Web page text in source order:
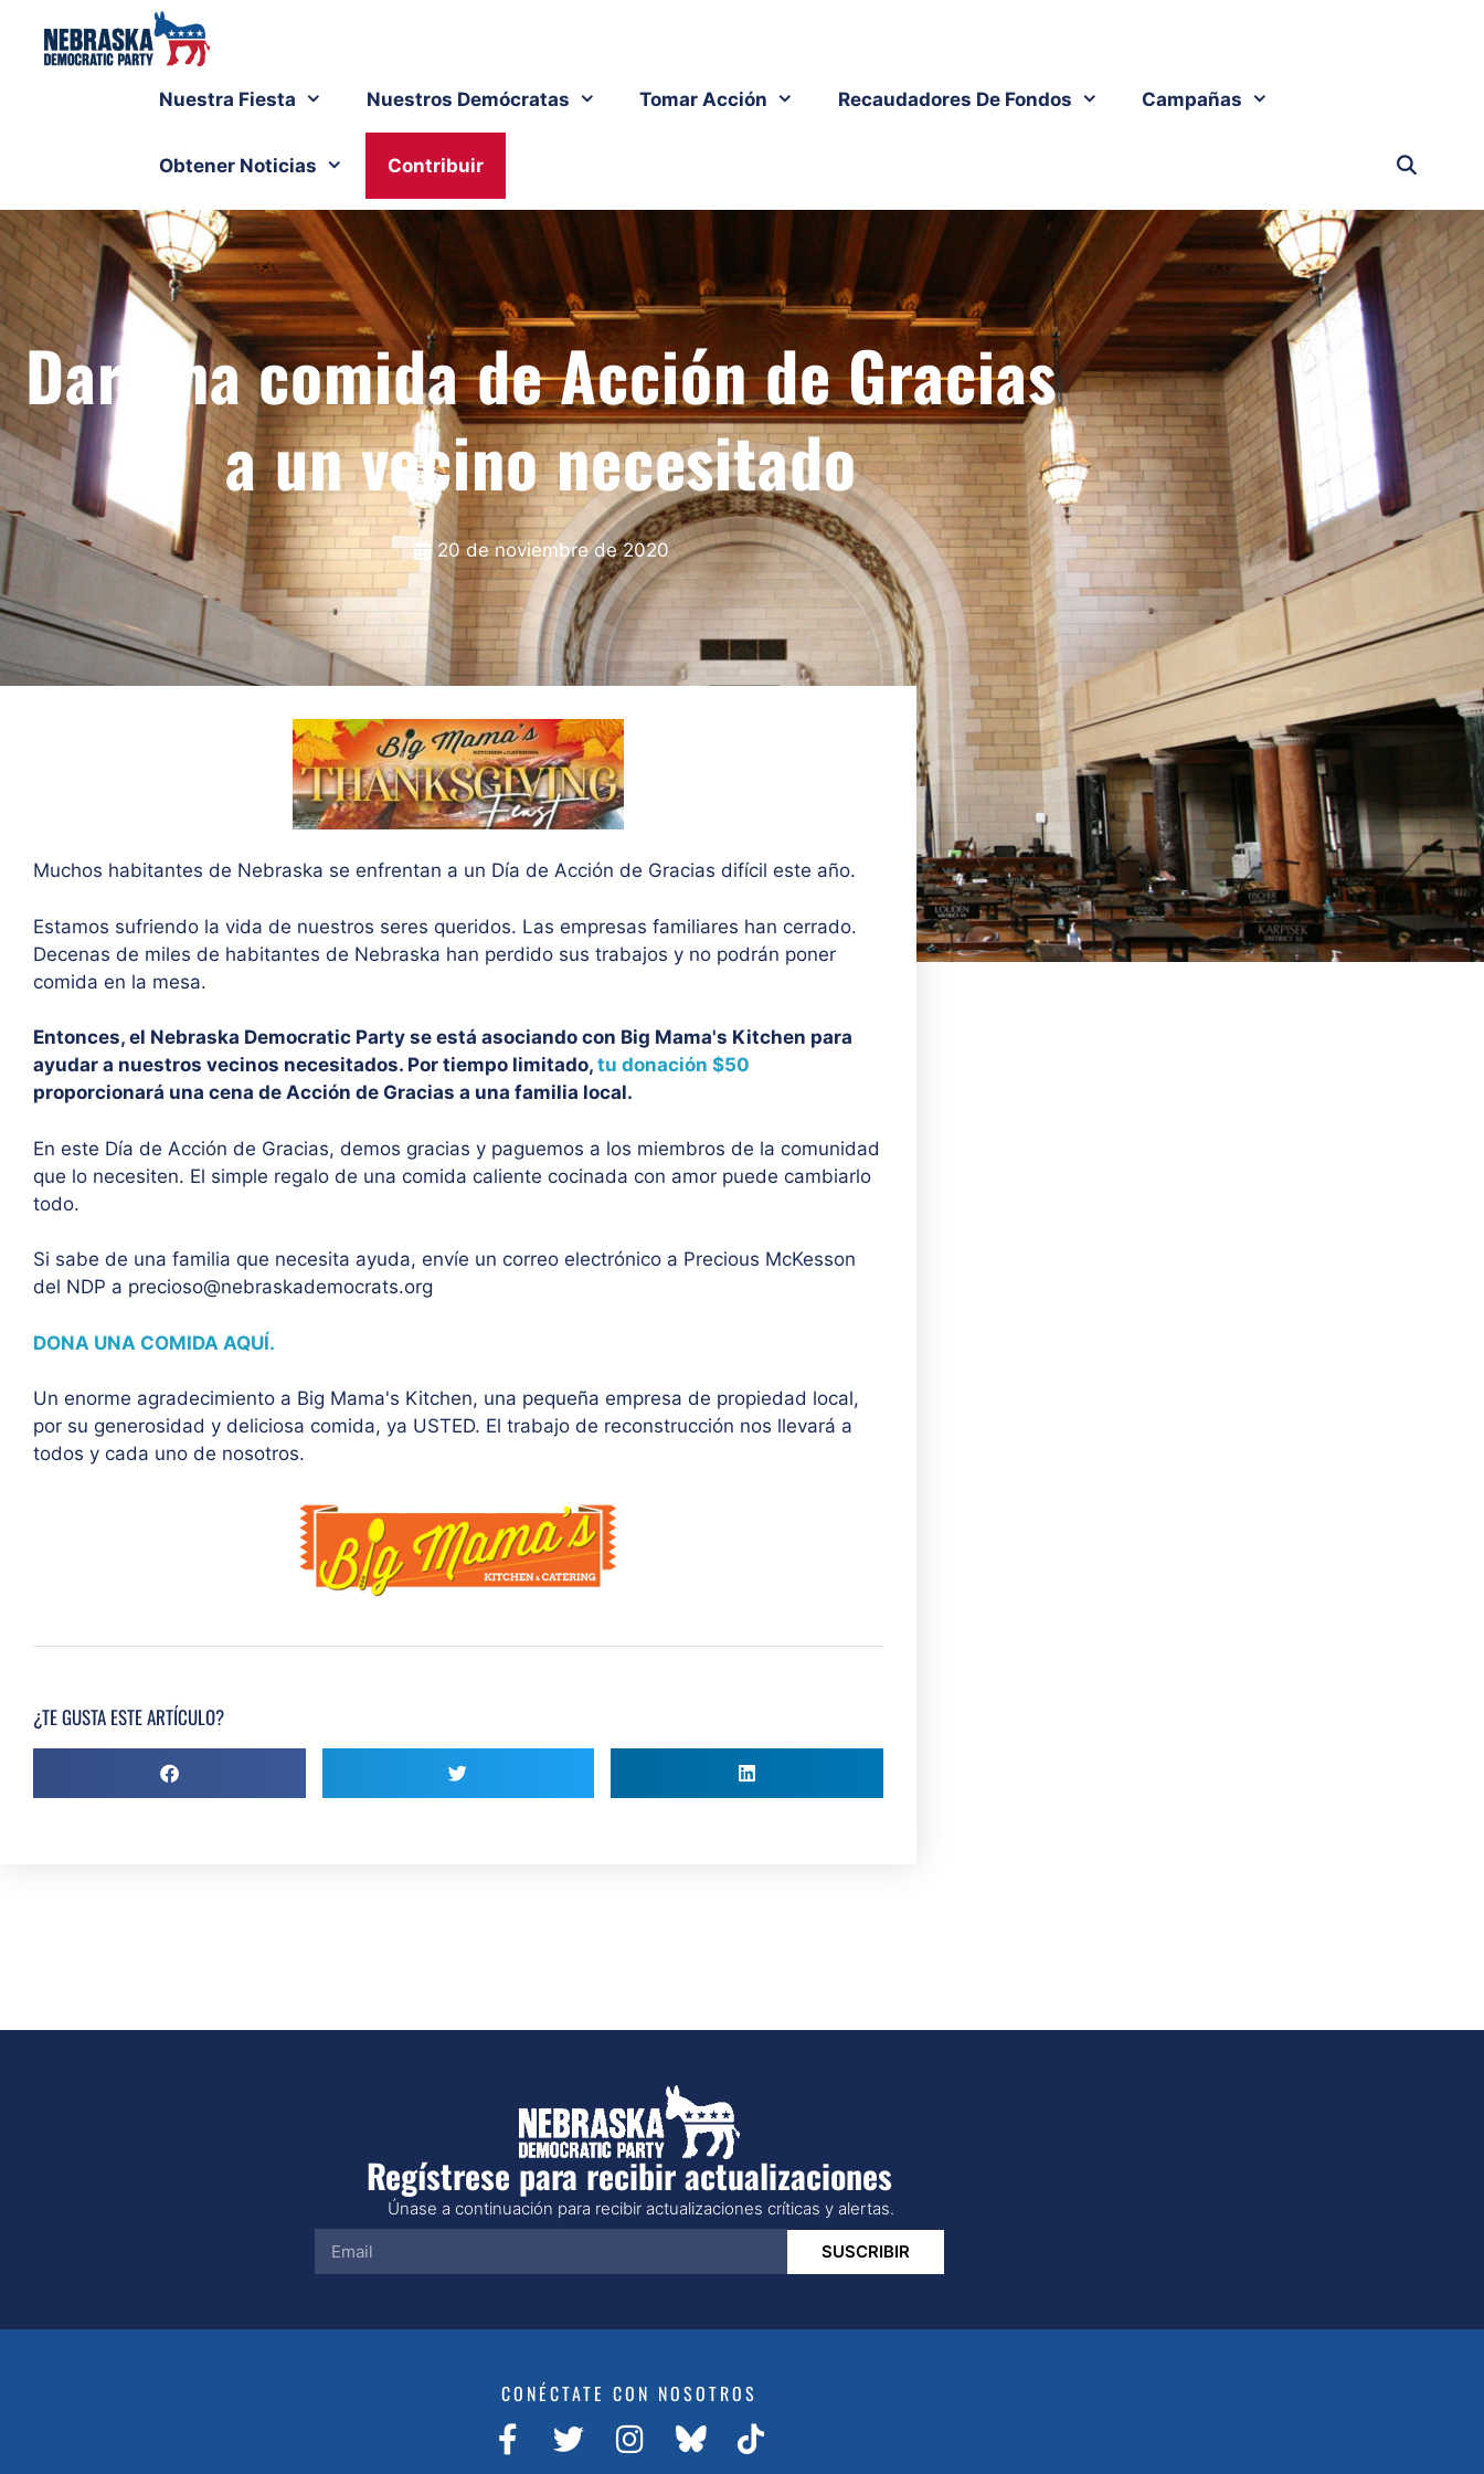
Nuestra Fiesta Nuestros Demócratas Tomar Acción Recaudadores De Fondos Campañas
Obtener Noticias Contribuir
Dar una comida de Acción de Gracias
a un vecino necesitado
20 de noviembre de 2020
Muchos habitantes de Nebraska se enfrentan a un Día de Acción de Gracias difícil este año.
Estamos sufriendo la vida de nuestros seres queridos. Las empresas familiares han cerrado.
Decenas de miles de habitantes de Nebraska han perdido sus trabajos y no podrán poner
comida en la mesa.
Entonces, el Nebraska Democratic Party se está asociando con Big Mama's Kitchen para
ayudar a nuestros vecinos necesitados. Por tiempo limitado, tu donación $50
proporcionará una cena de Acción de Gracias a una familia local.
En este Día de Acción de Gracias, demos gracias y paguemos a los miembros de la comunidad
que lo necesiten. El simple regalo de una comida caliente cocinada con amor puede cambiarlo
todo.
Si sabe de una familia que necesita ayuda, envíe un correo electrónico a Precious McKesson
del NDP a precioso@nebraskademocrats.org
DONA UNA COMIDA AQUÍ.
Un enorme agradecimiento a Big Mama's Kitchen, una pequeña empresa de propiedad local,
por su generosidad y deliciosa comida, ya USTED. El trabajo de reconstrucción nos llevará a
todos y cada uno de nosotros.
¿TE GUSTA ESTE ARTÍCULO?
Regístrese para recibir actualizaciones
Únase a continuación para recibir actualizaciones críticas y alertas.
SUSCRIBIR
CONÉCTATE CON NOSOTROS